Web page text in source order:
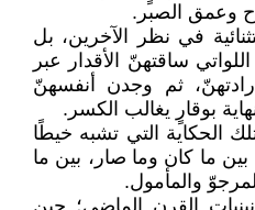
وعمق الصبر.
في نظر الآخرين، بل
ساقتهنّ الأقدار عبر
ثم وجدن أنفسهنّ
بوقارٍ يغالب الكسر.
الحكاية التي تشبه خيطًا
ما كان وما صار، بين ما
والمأمول.